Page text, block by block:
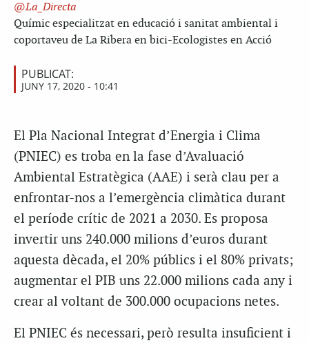
La_Directa
Químic especialitzat en educació i sanitat ambiental i
coportaveu de La Ribera en bici-Ecologistes en Acció
PUBLICAT:
JUNY 17, 2020 - 10:41
El Pla Nacional Integrat d’Energia i Clima
(PNIEC) es troba en la fase d’Avaluació
Ambiental Estratègica (AAE) i serà clau per a
enfrontar-nos a l’emergència climàtica durant
el període crític de 2021 a 2030. Es proposa
invertir uns 240.000 milions d’euros durant
aquesta dècada, el 20% públics i el 80% privats;
augmentar el PIB uns 22.000 milions cada any i
crear al voltant de 300.000 ocupacions netes.
El PNIEC és necessari, però resulta insuficient i